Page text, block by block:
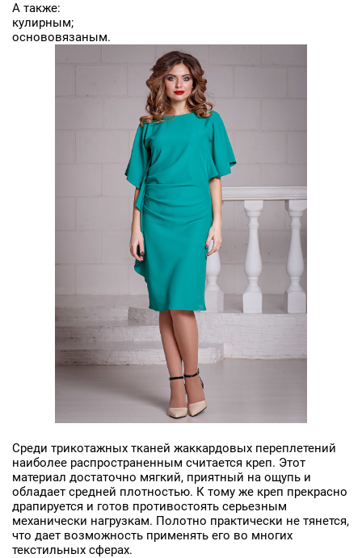
А также:
кулирным;
основовязаным.
Среди трикотажных тканей жаккардовых переплетений
наиболее распространенным считается креп. Этот
материал достаточно мягкий, приятный на ощупь и
обладает средней плотностью. К тому же креп прекрасно
драпируется и готов противостоять серьезным
механически нагрузкам. Полотно практически не тянется,
что дает возможность применять его во многих
текстильных сферах.
Заявка на бесплатные образцы
Ваше имя
Ваш телефон
Ваш e-mail
ОТПРАВИТЬ